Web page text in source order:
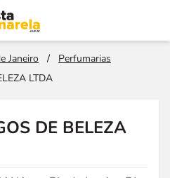
Janeiro /
Perfumarias
LTDA
DE BELEZA